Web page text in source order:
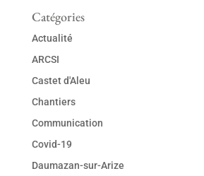
Catégories
Actualité
ARCSI
Castet d'Aleu
Chantiers
Communication
Covid-19
Daumazan-sur-Arize